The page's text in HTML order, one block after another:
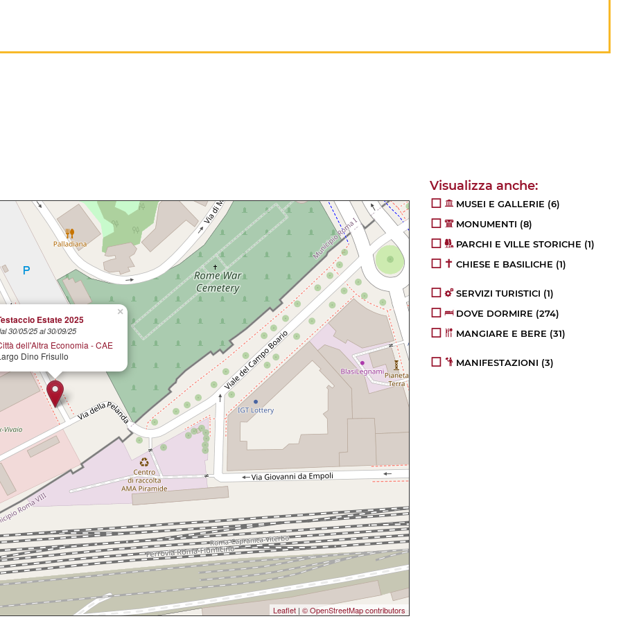
×
Estate 2025
30/05/25 al 30/09/25
dell'Altra Economia - CAE
Dino Frisullo
Leaflet | © OpenStreetMap contributors
MUSEI E GALLERIE (6)
MONUMENTI (8)
PARCHI E VILLE STORICHE (1)
CHIESE E BASILICHE (1)
SERVIZI TURISTICI (1)
DOVE DORMIRE (274)
MANGIARE E BERE (31)
MANIFESTAZIONI (3)